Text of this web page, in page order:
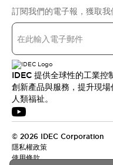
訂閱我們的電子報，獲取
IDEC 提供全球性的工業控
創新產品與服務，提升現
人類福祉。
© 2026 IDEC Corporation
隱私權政策
使用條款